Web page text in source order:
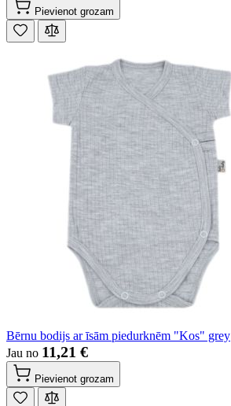
Pievienot grozam
Bērnu bodijs ar īsām piedurknēm "Kos" grey
Jau no 11,21 €
Pievienot grozam